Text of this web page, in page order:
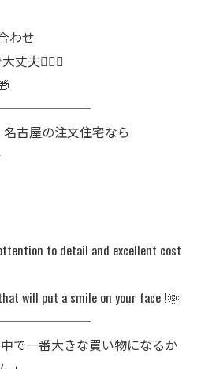
わせ
丈夫🙆🏻‍♀️
古屋の注文住宅なら
to detail and excellent cost
will put a smile on your face !🌞
で一番大きな買い物になるか